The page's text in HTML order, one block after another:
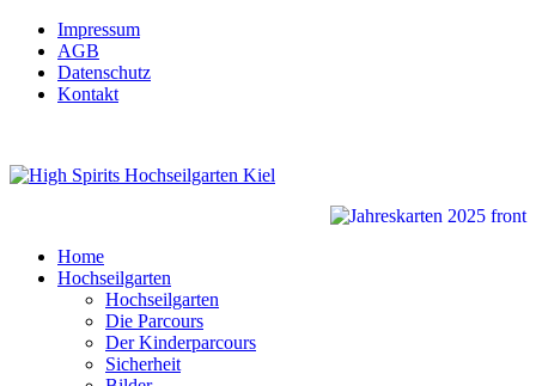
Impressum
AGB
Datenschutz
Kontakt
Home
Hochseilgarten
Hochseilgarten
Die Parcours
Der Kinderparcours
Sicherheit